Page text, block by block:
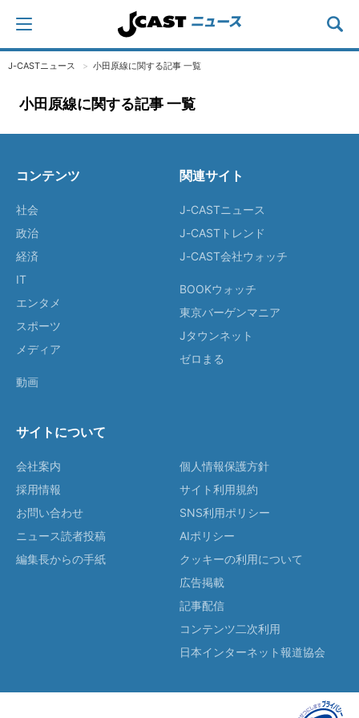
J-CASTニュース 小田原線に関する記事 一覧
小田原線に関する記事 一覧
コンテンツ
社会
政治
経済
IT
エンタメ
スポーツ
メディア
動画
関連サイト
J-CASTニュース
J-CASTトレンド
J-CAST会社ウォッチ
BOOKウォッチ
東京バーゲンマニア
Jタウンネット
ゼロまる
サイトについて
会社案内
採用情報
お問い合わせ
ニュース読者投稿
編集長からの手紙
個人情報保護方針
サイト利用規約
SNS利用ポリシー
AIポリシー
クッキーの利用について
広告掲載
記事配信
コンテンツ二次利用
日本インターネット報道協会